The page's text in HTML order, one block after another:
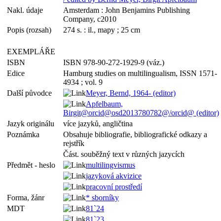
Nakl. údaje
Amsterdam : John Benjamins Publishing
Company, c2010
Popis (rozsah)
274 s. : il., mapy ; 25 cm
EXEMPLÁŘE
ISBN
ISBN 978-90-272-1929-9 (váz.)
Edice
Hamburg studies on multilingualism, ISSN 1571-
4934 ; vol. 9
Další původce
Meyer, Bernd, 1964- (editor)
Apfelbaum,
Birgit@orcid@osd2013780782@/orcid@ (editor)
Jazyk originálu
více jazyků, angličtina
Poznámka
Obsahuje bibliografie, bibliografické odkazy a
rejstřík
Část. souběžný text v různých jazycích
Předmět - heslo
multilingvismus
jazyková akvizice
pracovní prostředí
Forma, žánr
* sborníky
MDT
81`24
81`23